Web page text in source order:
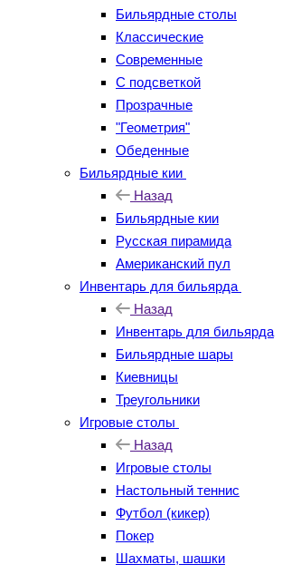
Бильярдные столы
Классические
Современные
С подсветкой
Прозрачные
"Геометрия"
Обеденные
Бильярдные кии
Назад
Бильярдные кии
Русская пирамида
Американский пул
Инвентарь для бильярда
Назад
Инвентарь для бильярда
Бильярдные шары
Киевницы
Треугольники
Игровые столы
Назад
Игровые столы
Настольный теннис
Футбол (кикер)
Покер
Шахматы, шашки